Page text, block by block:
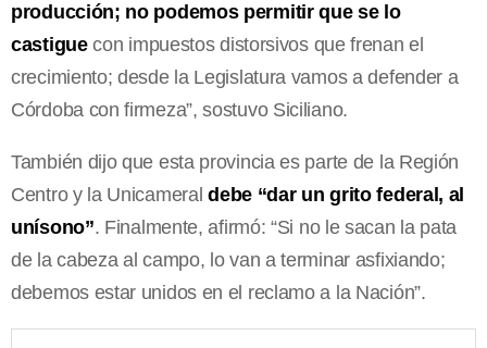
producción; no podemos permitir que se lo
castiguecon impuestos distorsivos que frenan el
crecimiento; desde la Legislatura vamos a defender a
Córdoba con firmeza”, sostuvo Siciliano.
También dijo que esta provincia es parte de la Región
Centro y la Unicameraldebe “dar un grito federal, al
unísono”. Finalmente, afirmó: “Si no le sacan la pata
de la cabeza al campo, lo van a terminar asfixiando;
debemos estar unidos en el reclamo a la Nación”.